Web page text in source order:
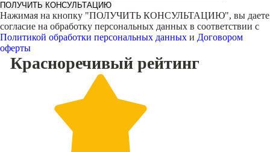
ПОЛУЧИТЬ КОНСУЛЬТАЦИЮ
Нажимая на кнопку "ПОЛУЧИТЬ КОНСУЛЬТАЦИЮ", вы даете
согласие на обработку персональных данных в соответствии с
Политикой обработки персональных данных и Договором
оферты
Красноречивый рейтинг